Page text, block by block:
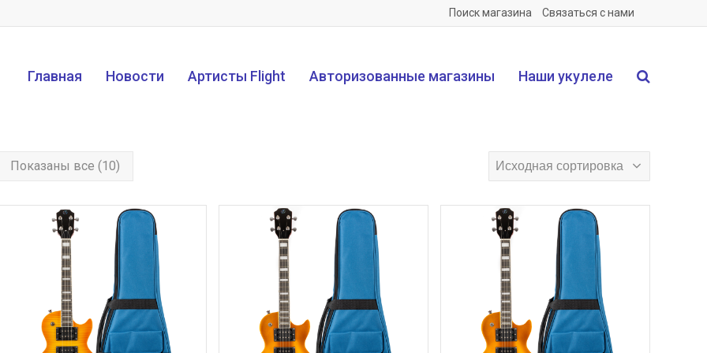
Поиск магазина Связаться с нами
Главная Новости Артисты Flight Авторизованные магазины Наши укулеле
Показаны все (10)